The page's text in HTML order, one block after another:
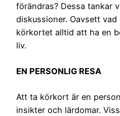
förändras? Dessa tankar
diskussioner. Oavsett
körkortet alltid att ha en
liv.
EN PERSONLIG RESA
Att ta körkort är en
insikter och lärdomar.